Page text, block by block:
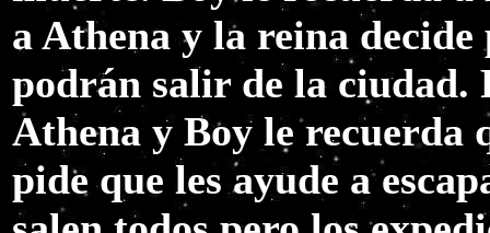
a Athena y la reina
podrán salir de la ciudad.
Athena y Boy le recuerda
pide que les ayude a